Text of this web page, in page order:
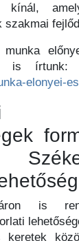
kínál,
szakmai
is írtunk:
elonyei-
is
keretek